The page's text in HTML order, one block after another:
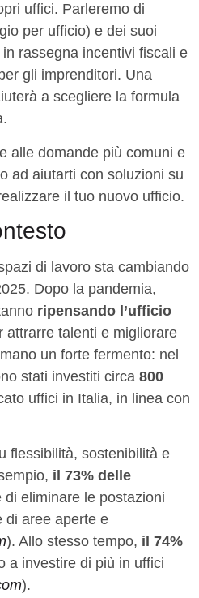
uffici. Parleremo di
per ufficio) e dei suoi
rassegna incentivi fiscali e
gli imprenditori. Una
a scegliere la formula
alle domande più comuni e
ad aiutarti con soluzioni su
il tuo nuovo ufficio.
di lavoro sta cambiando
Dopo la pandemia,
ripensando l’ufficio
attrarre talenti e migliorare
un forte fermento: nel
stati investiti circa 800
uffici in Italia, in linea con
flessibilità, sostenibilità e
il 73% delle
di eliminare le postazioni
di aree aperte e
). Allo stesso tempo, il 74%
a investire di più in uffici
).